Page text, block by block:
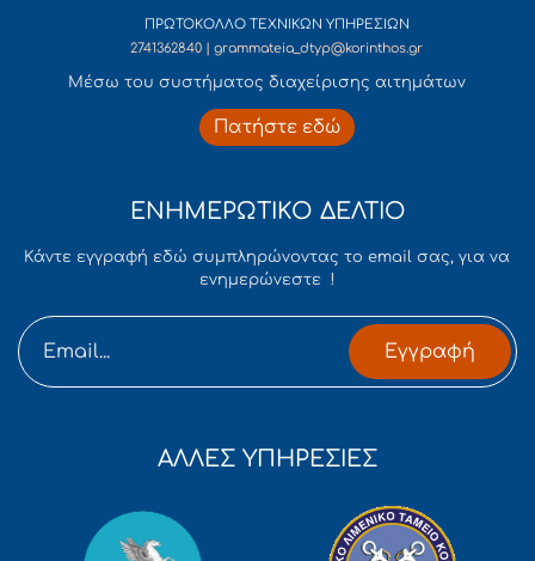
ΠΡΩΤΟΚΟΛΛΟ ΤΕΧΝΙΚΩΝ ΥΠΗΡΕΣΙΩΝ
2741362840 | grammateia_dtyp@korinthos.gr
Mέσω του συστήματος διαχείρισης αιτημάτων
Πατήστε εδώ
ΕΝΗΜΕΡΩΤΙΚΟ ΔΕΛΤΙΟ
Κάντε εγγραφή εδώ συμπληρώνοντας το email σας, για να
ενημερώνεστε !
Εγγραφή
ΑΛΛΕΣ ΥΠΗΡΕΣΙΕΣ